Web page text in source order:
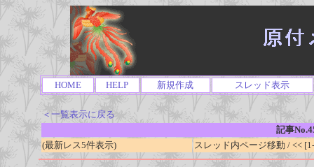
HOME HELP 新規作成 スレッド表示
＜一覧表示に戻る
記事
(最新レス5件表示)
スレッド内ページ移動 / <<